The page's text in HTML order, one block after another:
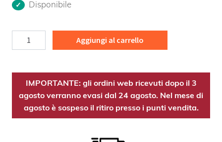
Disponibile
Stomaco
quantità
Aggiungi al carrello
IMPORTANTE: gli ordini web ricevuti dopo il 3
agosto verranno evasi dal 24 agosto. Nel mese di
agosto è sospeso il ritiro presso i punti vendita.